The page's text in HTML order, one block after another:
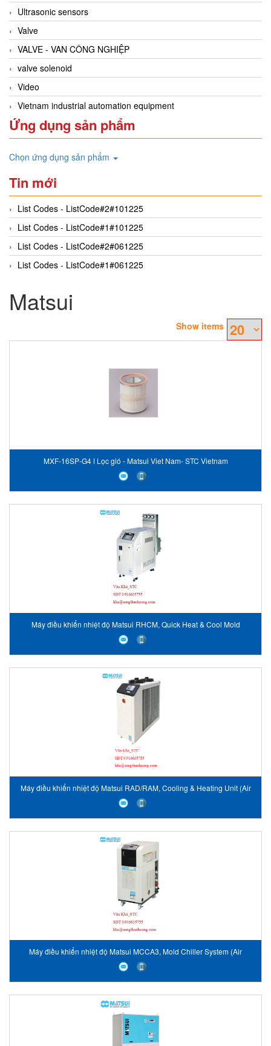
Ultrasonic sensors
Valve
VALVE - VAN CÔNG NGHIỆP
valve solenoid
Video
Vietnam industrial automation equipment
Ứng dụng sản phẩm
Chọn ứng dụng sản phẩm
Tin mới
List Codes - ListCode#2#101225
List Codes - ListCode#1#101225
List Codes - ListCode#2#061225
List Codes - ListCode#1#061225
Matsui
Show items
MXF-16SP-G4 ǀ Lọc gió - Matsui Viet Nam- STC Vietnam
Máy điều khiển nhiệt độ Matsui RHCM, Quick Heat & Cool Mold
Controller RHCM
Máy điều khiển nhiệt độ Matsui RAD/RAM, Cooling & Heating Unit (Air
Cooling Type) RAD/RAM
Máy điều khiển nhiệt độ Matsui MCCA3, Mold Chiller System (Air
Cooling Type) MCCA3